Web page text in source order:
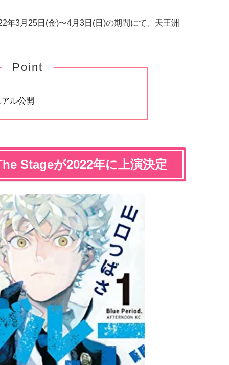
年3月25日(金)〜4月3日(日)の期間にて、天王洲
Point
ル公開
Stageが2022年に上演決定